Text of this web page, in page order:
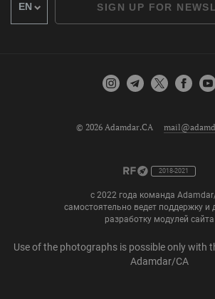
SIGN UP FOR
© 2026 Adamdar.CA
2018-2021
с 2022 года команда
самостоятельно ведет поддержку и
разработку модулей сайта
Use of the photographs is possible only with
Adamdar/CA